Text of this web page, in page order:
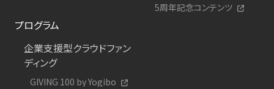
5周年記念コンテンツ
プログラム
企業支援型クラウドファン
ディング
GIVING 100 by Yogibo